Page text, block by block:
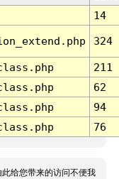
14
324
211
62
94
76
给您带来的访问不便我